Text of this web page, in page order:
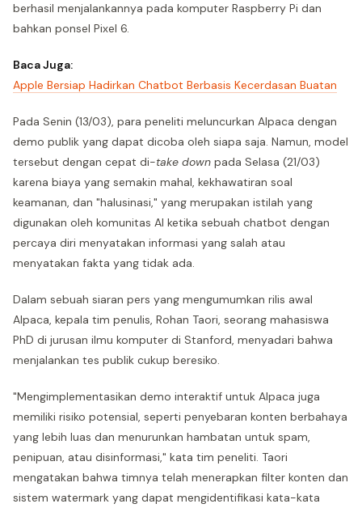
berhasil menjalankannya pada komputer Raspberry Pi dan
bahkan ponsel Pixel 6.
Baca Juga:
Apple Bersiap Hadirkan Chatbot Berbasis Kecerdasan Buatan
Pada Senin (13/03), para peneliti meluncurkan Alpaca dengan
demo publik yang dapat dicoba oleh siapa saja. Namun, model
tersebut dengan cepat di-take down pada Selasa (21/03)
karena biaya yang semakin mahal, kekhawatiran soal
keamanan, dan "halusinasi," yang merupakan istilah yang
digunakan oleh komunitas AI ketika sebuah chatbot dengan
percaya diri menyatakan informasi yang salah atau
menyatakan fakta yang tidak ada.
Dalam sebuah siaran pers yang mengumumkan rilis awal
Alpaca, kepala tim penulis, Rohan Taori, seorang mahasiswa
PhD di jurusan ilmu komputer di Stanford, menyadari bahwa
menjalankan tes publik cukup beresiko.
"Mengimplementasikan demo interaktif untuk Alpaca juga
memiliki risiko potensial, seperti penyebaran konten berbahaya
yang lebih luas dan menurunkan hambatan untuk spam,
penipuan, atau disinformasi," kata tim peneliti. Taori
mengatakan bahwa timnya telah menerapkan filter konten dan
sistem watermark yang dapat mengidentifikasi kata-kata